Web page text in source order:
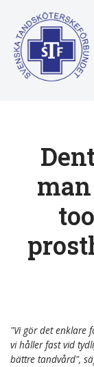
Hoppa
till
innehåll
"Vi gör det enklare
vi håller fast vid
bättre tandvård",